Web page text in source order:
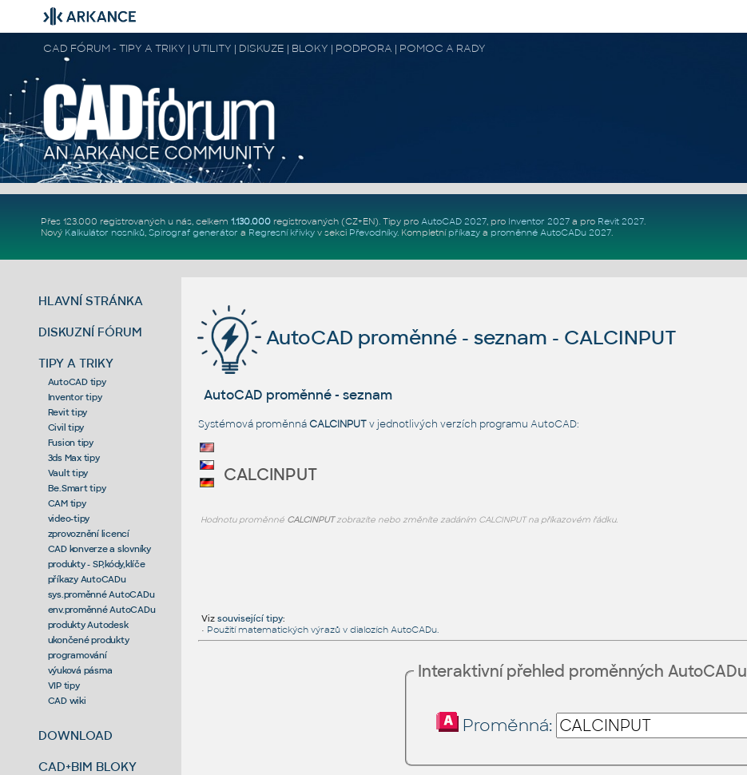
CAD FÓRUM - TIPY A TRIKY | UTILITY | DISKUZE | BLOKY | PODPORA | POMOC A RADY
Přes 123.000 registrovaných u nás, celkem 1.130.000registrovaných (CZ+EN). Tipy pro AutoCAD 2027, pro Inventor 2027a pro Revit 2027.
Nový Kalkulátor nosníků, Spirograf generátor a Regresní křivkyv sekci Převodníky. Kompletní příkazya proměnné AutoCADu 2027.
HLAVNÍ STRÁNKA
DISKUZNÍ FÓRUM
TIPY A TRIKY
AutoCAD tipy
Inventor tipy
Revit tipy
Civil tipy
Fusion tipy
3ds Max tipy
Vault tipy
Be.Smart tipy
CAM tipy
video-tipy
zprovoznění licencí
CAD konverze a slovníky
produkty - SP,kódy,klíče
příkazy AutoCADu
sys.proměnné AutoCADu
env.proměnné AutoCADu
produkty Autodesk
ukončené produkty
programování
výuková pásma
VIP tipy
CAD wiki
DOWNLOAD
CAD+BIM BLOKY
AutoCAD proměnné - seznam - CALCINPUT
AutoCAD proměnné - seznam
Systémová proměnnáCALCINPUTv jednotlivých verzích programu AutoCAD:
CALCINPUT
Hodnotu proměnné CALCINPUTzobrazíte nebo změníte zadáním CALCINPUT na příkazovém řádku.
Viz související tipy:
• Použití matematických výrazů v dialozích AutoCADu.
Interaktivní přehled proměnných AutoCADu
Proměnná: